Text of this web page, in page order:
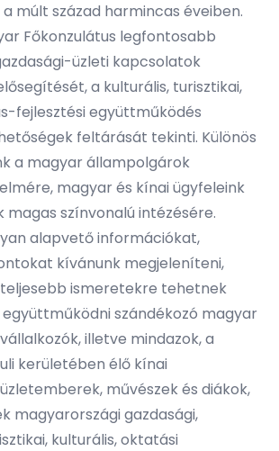
múlt század harmincas éveiben.
Főkonzulátus legfontosabb
üzleti kapcsolatok
a kulturális, turisztikai,
fejlesztési együttműködés
feltárását tekinti. Különös
a magyar állampolgárok
magyar és kínai ügyfeleink
magas színvonalú intézésére.
alapvető információkat,
kívánunk megjeleníteni,
ismeretekre tehetnek
szándékozó magyar
illetve mindazok, a
kerületében élő kínai
művészek és diákok,
magyarországi gazdasági,
kulturális, oktatási